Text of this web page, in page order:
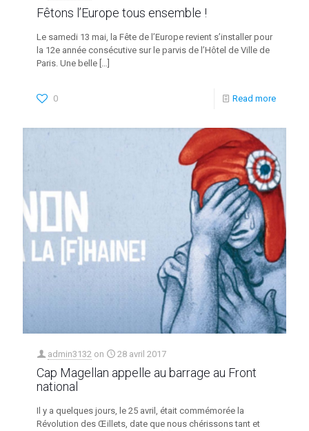
Fêtons l’Europe tous ensemble !
Le samedi 13 mai, la Fête de l’Europe revient s’installer pour
la 12e année consécutive sur le parvis de l’Hôtel de Ville de
Paris. Une belle
0 Read more
admin3132 on 28 avril 2017
Cap Magellan appelle au barrage au Front
national
Il y a quelques jours, le 25 avril, était commémorée la
Révolution des Œillets, date que nous chérissons tant et